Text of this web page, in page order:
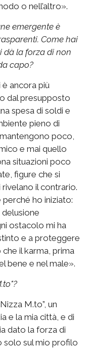
o nell’altro».
emergente è
Come hai
dà la forza di non
capo?
ancora più
dal presupposto
spesa di soldi e
pieno di
poco,
e mai quello
situazioni poco
figure che si
il contrario.
ho iniziato:
delusione
ostacolo mi ha
e a proteggere
il karma, prima
bene e nel male».
M.to”, un
e la mia città, e di
dato la forza di
solo sul mio profilo